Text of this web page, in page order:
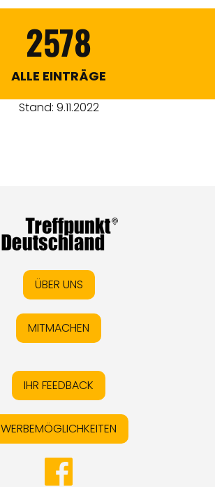
2578
ALLE EINTRÄGE
Stand: 9.11.2022
ÜBER UNS
MITMACHEN
IHR FEEDBACK
WERBEMÖGLICHKEITEN